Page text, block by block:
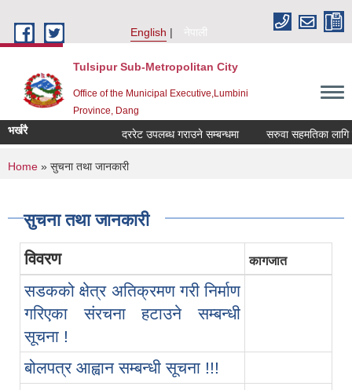
English
नेपाली
Tulsipur Sub-Metropolitan City
Office of the Municipal Executive,Lumbini
Province, Dang
भर्खरै दररेट उपलब्ध गराउने सम्बन्धमा सरुवा सहमतिका लागि
You are here
Home » सुचना तथा जानकारी
सुचना तथा जानकारी
विवरण कागजात
सडकको क्षेत्र अतिक्रमण गरी निर्माण
गरिएका संरचना हटाउने सम्बन्धी
सूचना !
बोलपत्र आह्वान सम्बन्धी सूचना !!!